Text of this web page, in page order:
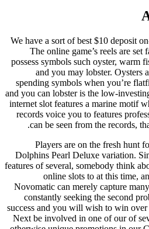
We have a sort of best $10 deposit
The online game’s reels are
possess symbols such oyster, warm
and you may lobster. Oysters
spending symbols when you’re
and you can lobster is the low-
internet slot features a marine motif
records voice you to features
can be seen from the records,
Players are on the fresh hunt
Dolphins Pearl Deluxe variation.
features of several, somebody think
online slots to at this time,
Novomatic can merely capture
constantly seeking the second
success and you will wish to win
Next be involved in one of our of